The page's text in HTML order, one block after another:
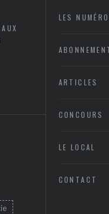
LES
ARTICLES
CONCOURS
LE LOCAL
CONTACT